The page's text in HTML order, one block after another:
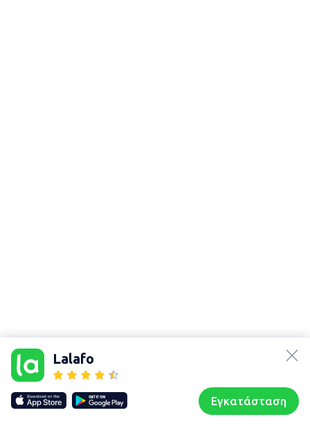
Lalafo
Εγκατάσταση
Our websites
lalafo.kg
lalafo.rs
lalafo.pl
Sitemap
Χάρτης
Συζητήσεις Προφίλ